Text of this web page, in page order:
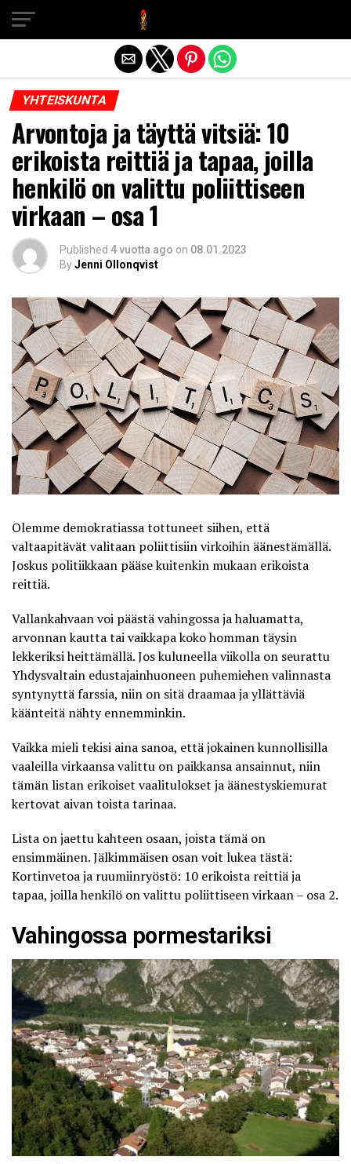
YHTEISKUNTA
Arvontoja ja täyttä vitsiä: 10
erikoista reittiä ja tapaa, joilla
henkilö on valittu poliittiseen
virkaan – osa 1
Published 4 vuotta ago on 08.01.2023
ByJenni Ollonqvist
Olemme demokratiassa tottuneet siihen, että
valtaapitävät valitaan poliittisiin virkoihin äänestämällä.
Joskus politiikkaan pääse kuitenkin mukaan erikoista
reittiä.
Vallankahvaan voi päästä vahingossa ja haluamatta,
arvonnan kautta tai vaikkapa koko homman täysin
lekkeriksi heittämällä. Jos kuluneella viikolla on seurattu
Yhdysvaltain edustajainhuoneen puhemiehen valinnasta
syntynyttä farssia, niin on sitä draamaa ja yllättäviä
käänteitä nähty ennemminkin.
Vaikka mieli tekisi aina sanoa, että jokainen kunnollisilla
vaaleilla virkaansa valittu on paikkansa ansainnut, niin
tämän listan erikoiset vaalitulokset ja äänestyskiemurat
kertovat aivan toista tarinaa.
Lista on jaettu kahteen osaan, joista tämä on
ensimmäinen. Jälkimmäisen osan voit lukea tästä:
Kortinvetoa ja ruumiinryöstö: 10 erikoista reittiä ja
tapaa, joilla henkilö on valittu poliittiseen virkaan – osa 2.
Vahingossa pormestariksi
Exit mobile version